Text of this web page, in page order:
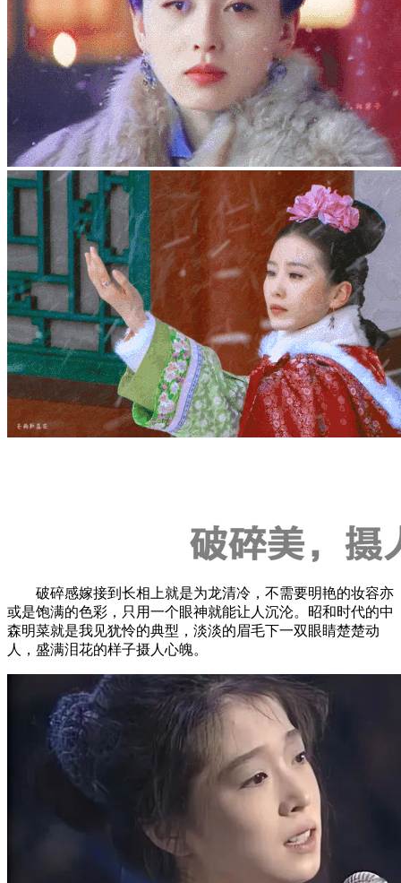
破碎感嫁接到长相上就是为龙清冷，不需要明艳的妆容亦
或是饱满的色彩，只用一个眼神就能让人沉沦。昭和时代的中
森明菜就是我见犹怜的典型，淡淡的眉毛下一双眼睛楚楚动
人，盛满泪花的样子摄人心魄。